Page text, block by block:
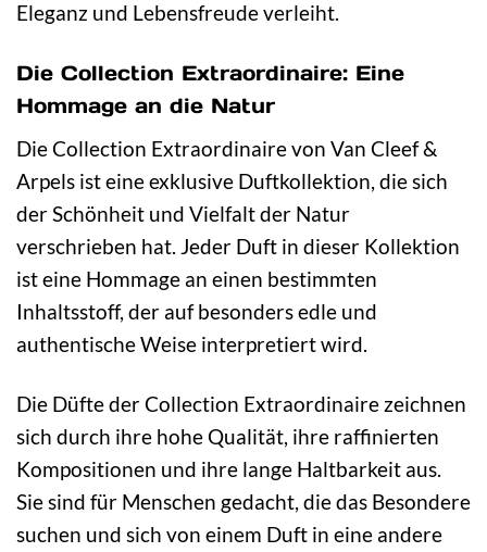
Eleganz und Lebensfreude verleiht.
Die Collection Extraordinaire: Eine
Hommage an die Natur
Die Collection Extraordinaire von Van Cleef &
Arpels ist eine exklusive Duftkollektion, die sich
der Schönheit und Vielfalt der Natur
verschrieben hat. Jeder Duft in dieser Kollektion
ist eine Hommage an einen bestimmten
Inhaltsstoff, der auf besonders edle und
authentische Weise interpretiert wird.
Die Düfte der Collection Extraordinaire zeichnen
sich durch ihre hohe Qualität, ihre raffinierten
Kompositionen und ihre lange Haltbarkeit aus.
Sie sind für Menschen gedacht, die das Besondere
suchen und sich von einem Duft in eine andere